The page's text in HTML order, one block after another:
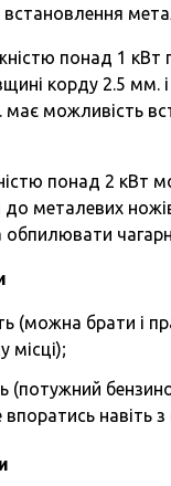
понад 1 кВт
корду 2.5 мм.
має можливість
понад 2 кВт
до металевих
(можна брати і
місці);
(потужний
навіть